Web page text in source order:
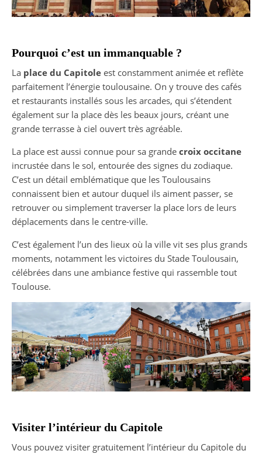
Pourquoi c’est un immanquable ?
La place du Capitole est constamment animée et reflète
parfaitement l’énergie toulousaine. On y trouve des cafés
et restaurants installés sous les arcades, qui s’étendent
également sur la place dès les beaux jours, créant une
grande terrasse à ciel ouvert très agréable.
La place est aussi connue pour sa grande croix occitane
incrustée dans le sol, entourée des signes du zodiaque.
C’est un détail emblématique que les Toulousains
connaissent bien et autour duquel ils aiment passer, se
retrouver ou simplement traverser la place lors de leurs
déplacements dans le centre-ville.
C’est également l’un des lieux où la ville vit ses plus grands
moments, notamment les victoires du Stade Toulousain,
célébrées dans une ambiance festive qui rassemble tout
Toulouse.
Visiter l’intérieur du Capitole
Vous pouvez visiter gratuitement l’intérieur du Capitole du